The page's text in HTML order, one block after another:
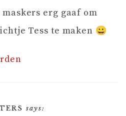
erg gaaf om
Tess te maken 😀
says: